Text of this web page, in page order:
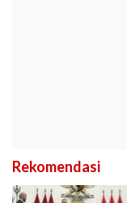
Rekomendasi